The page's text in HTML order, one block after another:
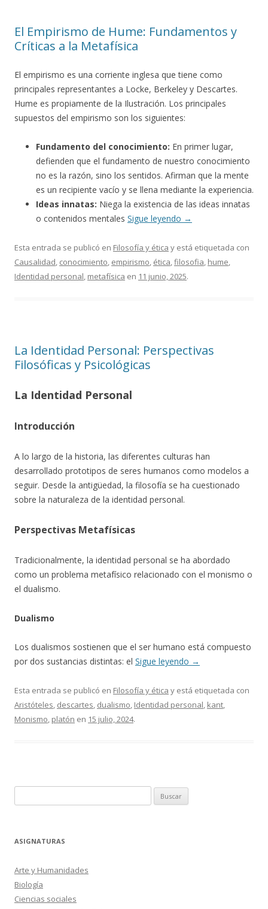
El Empirismo de Hume: Fundamentos y
Críticas a la Metafísica
El empirismo es una corriente inglesa que tiene como
principales representantes a Locke, Berkeley y Descartes.
Hume es propiamente de la Ilustración. Los principales
supuestos del empirismo son los siguientes:
Fundamento del conocimiento: En primer lugar,
defienden que el fundamento de nuestro conocimiento
no es la razón, sino los sentidos. Afirman que la mente
es un recipiente vacío y se llena mediante la experiencia.
Ideas innatas: Niega la existencia de las ideas innatas
o contenidos mentales Sigue leyendo →
Esta entrada se publicó en Filosofía y ética y está etiquetada con
Causalidad, conocimiento, empirismo, ética,filosofia, hume,
Identidad personal, metafísica en 11 junio, 2025.
La Identidad Personal: Perspectivas
Filosóficas y Psicológicas
La Identidad Personal
Introducción
A lo largo de la historia, las diferentes culturas han
desarrollado prototipos de seres humanos como modelos a
seguir. Desde la antigüedad, la filosofía se ha cuestionado
sobre la naturaleza de la identidad personal.
Perspectivas Metafísicas
Tradicionalmente, la identidad personal se ha abordado
como un problema metafísico relacionado con el monismo o
el dualismo.
Dualismo
Los dualismos sostienen que el ser humano está compuesto
por dos sustancias distintas: el Sigue leyendo →
Esta entrada se publicó en Filosofía y ética y está etiquetada con
Aristóteles, descartes, dualismo, Identidad personal, kant,
Monismo, platón en 15 julio, 2024.
ASIGNATURAS
Arte y Humanidades
Biología
Ciencias sociales